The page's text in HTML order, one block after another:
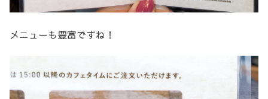
メニューも豊富ですね！